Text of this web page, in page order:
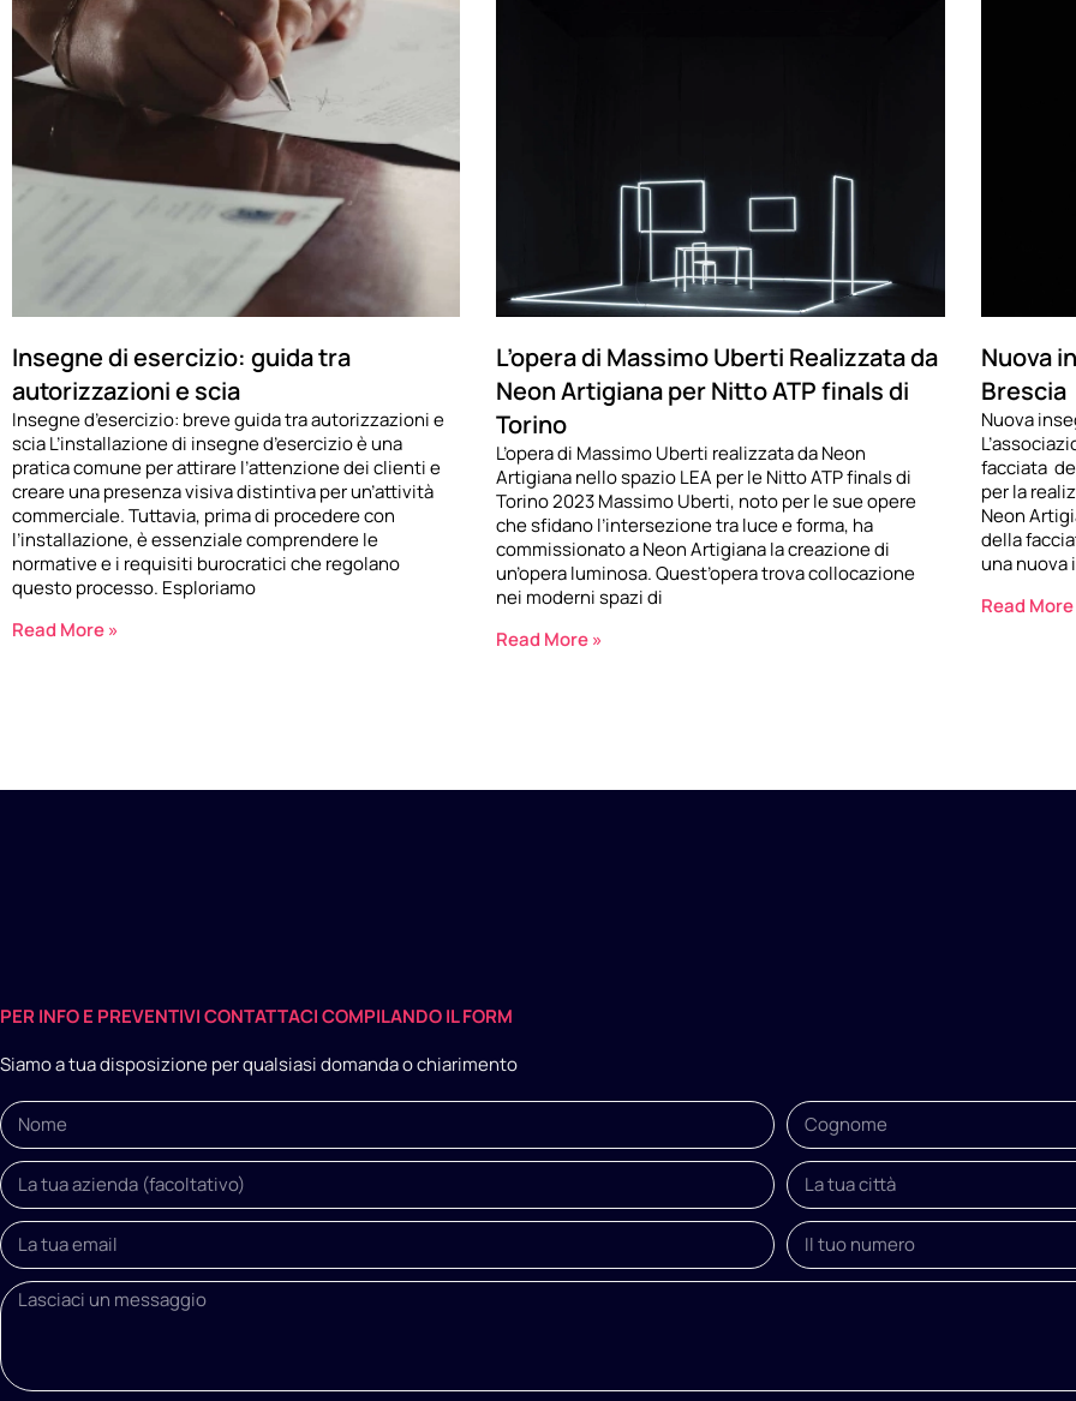
Insegne di esercizio: guida tra
autorizzazioni e scia
Insegne d’esercizio: breve guida tra autorizzazioni e
scia L’installazione di insegne d’esercizio è una
pratica comune per attirare l’attenzione dei clienti e
creare una presenza visiva distintiva per un’attività
commerciale. Tuttavia, prima di procedere con
l’installazione, è essenziale comprendere le
normative e i requisiti burocratici che regolano
questo processo. Esploriamo
Read More »
L’opera di Massimo Uberti Realizzata da
Neon Artigiana per Nitto ATP finals di
Torino
L’opera di Massimo Uberti realizzata da Neon
Artigiana nello spazio LEA per le Nitto ATP finals di
Torino 2023 Massimo Uberti, noto per le sue opere
che sfidano l’intersezione tra luce e forma, ha
commissionato a Neon Artigiana la creazione di
un’opera luminosa. Quest’opera trova collocazione
nei moderni spazi di
Read More »
Nuova
Brescia
Nuova
facciata
per la
Neon
della
una nuova
Read
PER INFO E PREVENTIVI CONTATTACI COMPILANDO IL FORM
Siamo a tua disposizione per qualsiasi domanda o chiarimento